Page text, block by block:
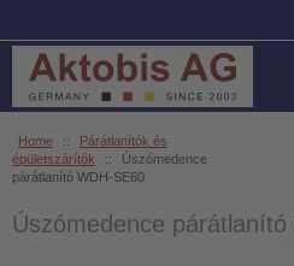
Home ::
Párátlanítók és
épületszárítók
::
Úszómedence
párátlanító WDH-SE60
Úszómedence párátlanító